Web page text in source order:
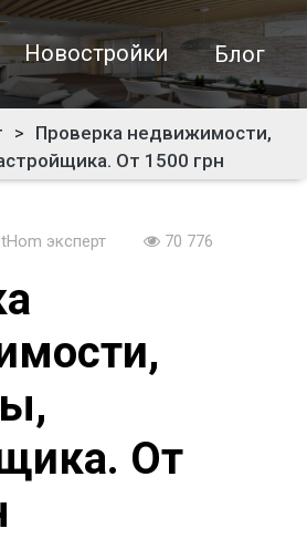
Новостройки Блог
> Проверка недвижимости,
От 1500 грн
эксперт 70 776
От